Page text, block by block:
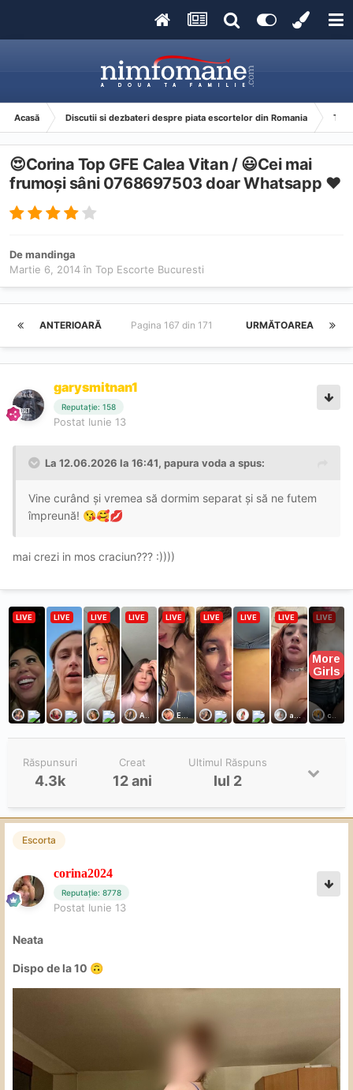
Acasă Discutii si dezbateri despre piata escortelor din Romania Top
😍Corina Top GFE Calea Vitan / 😃Cei mai
frumoși sâni 0768697503 doar Whatsapp ❤️
Demandinga
Martie 6, 2014 în Top Escorte Bucuresti
ANTERIOARĂ URMĂTOAREA
Pagina 167 din 171
garysmitnan1
Reputație: 158
Postat Iunie 13
La 12.06.2026 la 16:41, papura voda a spus:
Vine curând și vremea să dormim separat și să ne futem
împreună! 😘🥰💋
mai crezi in mos craciun??? :))))
Răspunsuri
4.3k
Creat
12 ani
Ultimul Răspuns
Iul 2
Escorta
corina2024
Reputație: 8778
Postat Iunie 13
Neata
Dispo de la 10 🙃